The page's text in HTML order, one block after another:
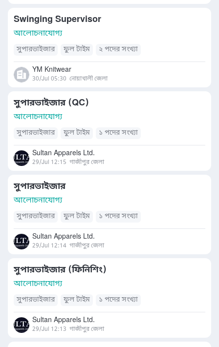
Swinging Supervisor
আলোচনাযোগ্য
সুপারভাইজার ফুল টাইম ২ পদের সংখ্যা
YM Knitwear
30/Jul 05:30 নোয়াখালী জেলা
সুপারভাইজার (QC)
আলোচনাযোগ্য
সুপারভাইজার ফুল টাইম ১ পদের সংখ্যা
Sultan Apparels Ltd.
29/Jul 12:15 গাজীপুর জেলা
সুপারভাইজার
আলোচনাযোগ্য
সুপারভাইজার ফুল টাইম ১ পদের সংখ্যা
Sultan Apparels Ltd.
29/Jul 12:14 গাজীপুর জেলা
সুপারভাইজার (ফিনিশিং)
আলোচনাযোগ্য
সুপারভাইজার ফুল টাইম ১ পদের সংখ্যা
Sultan Apparels Ltd.
29/Jul 12:13 গাজীপুর জেলা